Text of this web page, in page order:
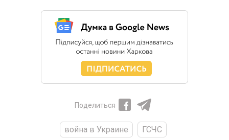
Поделиться
война в Украине
ГСЧС